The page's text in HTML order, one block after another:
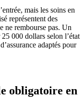
mais les soins en
représentent des
ne rembourse pas. Un
000 dollars selon l’état
adaptés pour
obligatoire en